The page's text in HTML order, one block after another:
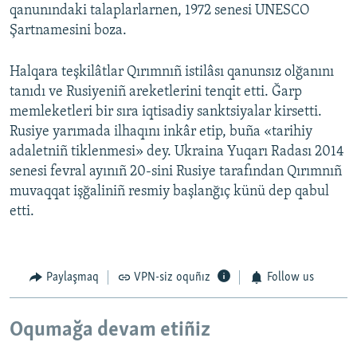
qanunındaki talaplarlarnen, 1972 senesi UNESCO
Şartnamesini boza.
Halqara teşkilâtlar Qırımnıñ istilâsı qanunsız olğanını
tanıdı ve Rusiyeniñ areketlerini tenqit etti. Ğarp
memleketleri bir sıra iqtisadiy sanktsiyalar kirsetti.
Rusiye yarımada ilhaqını inkâr etip, buña «tarihiy
adaletniñ tiklenmesi» dey. Ukraina Yuqarı Radası 2014
senesi fevral ayınıñ 20-sini Rusiye tarafından Qırımnıñ
muvaqqat işğaliniñ resmiy başlanğıç künü dep qabul
etti.
Paylaşmaq VPN-siz oquñız Follow us
Oqumağa devam etiñiz